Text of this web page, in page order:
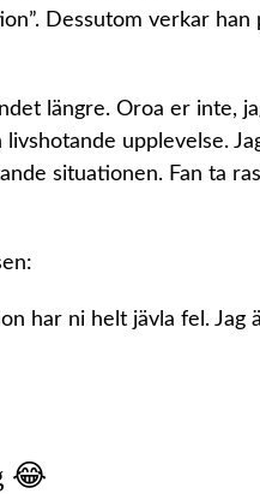
Dessutom verkar han
längre. Oroa er inte,
upplevelse.
situationen. Fan ta
har ni helt jävla fel. Jag
😂